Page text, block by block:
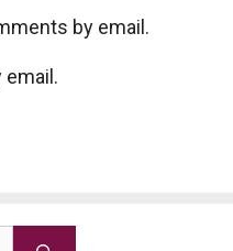
by email.